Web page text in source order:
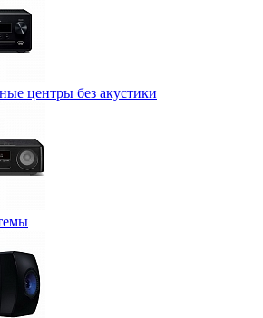
центры без акустики